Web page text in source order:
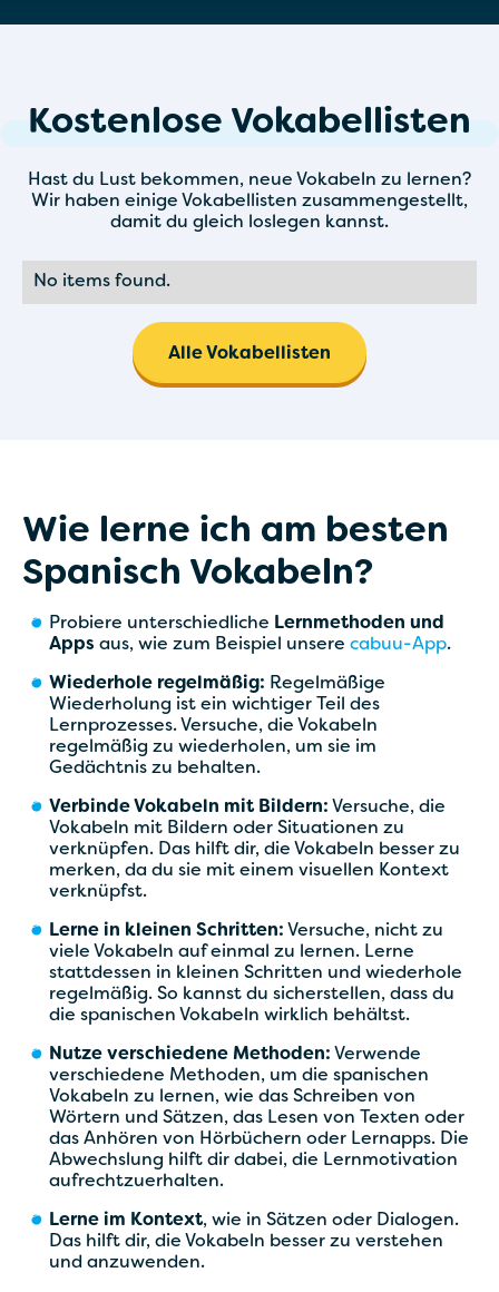
Kostenlose Vokabellisten
Hast du Lust bekommen, neue Vokabeln zu lernen?
Wir haben einige Vokabellisten zusammengestellt,
damit du gleich loslegen kannst.
No items found.
Alle Vokabellisten
Wie lerne ich am besten
Spanisch Vokabeln?
Probiere unterschiedliche Lernmethoden und
Apps aus, wie zum Beispiel unsere cabuu-App.
Wiederhole regelmäßig: Regelmäßige
Wiederholung ist ein wichtiger Teil des
Lernprozesses. Versuche, die Vokabeln
regelmäßig zu wiederholen, um sie im
Gedächtnis zu behalten.
Verbinde Vokabeln mit Bildern: Versuche, die
Vokabeln mit Bildern oder Situationen zu
verknüpfen. Das hilft dir, die Vokabeln besser zu
merken, da du sie mit einem visuellen Kontext
verknüpfst.
Lerne in kleinen Schritten: Versuche, nicht zu
viele Vokabeln auf einmal zu lernen. Lerne
stattdessen in kleinen Schritten und wiederhole
regelmäßig. So kannst du sicherstellen, dass du
die spanischen Vokabeln wirklich behältst.
Nutze verschiedene Methoden: Verwende
verschiedene Methoden, um die spanischen
Vokabeln zu lernen, wie das Schreiben von
Wörtern und Sätzen, das Lesen von Texten oder
das Anhören von Hörbüchern oder Lernapps. Die
Abwechslung hilft dir dabei, die Lernmotivation
aufrechtzuerhalten.
Lerne im Kontext, wie in Sätzen oder Dialogen.
Das hilft dir, die Vokabeln besser zu verstehen
und anzuwenden.